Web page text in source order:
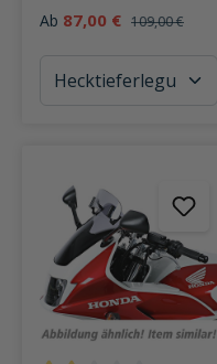
Ab 87,00 € 109,00 €